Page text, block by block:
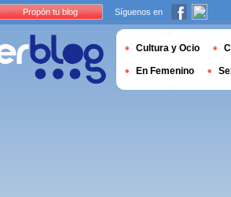
Propón tu blog Síguenos en
Cultura y Ocio
En Femenino